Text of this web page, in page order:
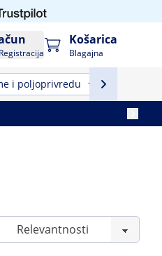
Košarica
Blagajna
i poljoprivredu